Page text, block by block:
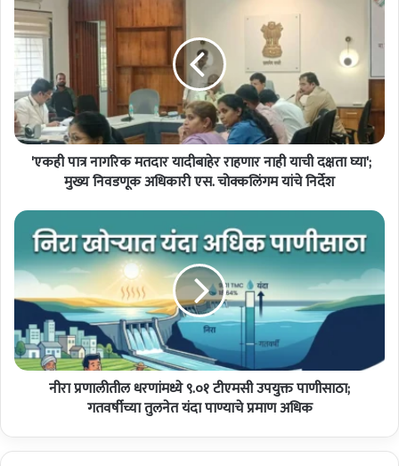
'
ए
क
ही
पा
त्र
ना
ग
त
या
हे
र
रा
ना
'एकही पात्र नागरिक मतदार यादीबाहेर राहणार नाही याची दक्षता घ्या';
मुख्य निवडणूक अधिकारी एस. चोक्कलिंगम यांचे निर्देश
नी
प्र
णा
ली
ल
ध
र
९
नीरा प्रणालीतील धरणांमध्ये ९.०१ टीएमसी उपयुक्त पाणीसाठा;
गतवर्षीच्या तुलनेत यंदा पाण्याचे प्रमाण अधिक